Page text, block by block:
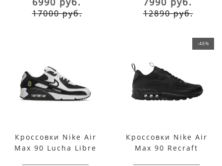
17000 руб. 12890 руб.
Кроссовки Nike Air
Max 90 Lucha Libre
-46%
Кроссовки Nike Air
Max 90 Recraft